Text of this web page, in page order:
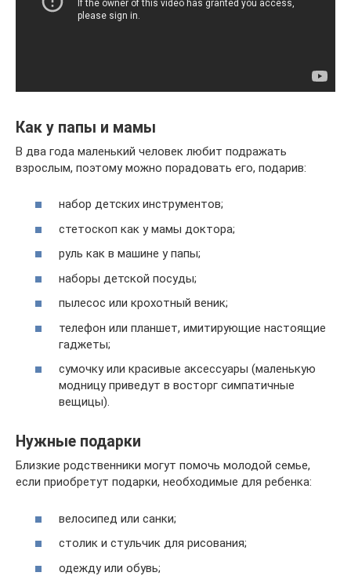
Как у папы и мамы
В два года маленький человек любит подражать
взрослым, поэтому можно порадовать его, подарив:
набор детских инструментов;
стетоскоп как у мамы доктора;
руль как в машине у папы;
наборы детской посуды;
пылесос или крохотный веник;
телефон или планшет, имитирующие настоящие
гаджеты;
сумочку или красивые аксессуары (маленькую
модницу приведут в восторг симпатичные
вещицы).
Нужные подарки
Близкие родственники могут помочь молодой семье,
если приобретут подарки, необходимые для ребенка:
велосипед или санки;
столик и стульчик для рисования;
одежду или обувь;